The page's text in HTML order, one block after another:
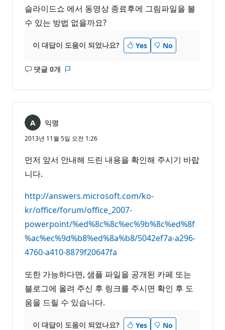
슬라이드쇼 에서 동영상 종료후에 그림파일을 볼
수 있는 방법 없을까요?
이 대답이 도움이 되었나요? Yes No
댓글 0개
설
음
익명
2013년 11월 5일 오전 1:26
먼저 앞서 안내해 드린 내용을 확인해 주시기 바랍
니다.
http://answers.microsoft.com/ko-
kr/office/forum/office_2007-
powerpoint/%ed%8c%8c%ec%9b%8c%ed%8f
%ac%ec%9d%b8%ed%8a%b8/5042ef7a-a296-
4760-a410-8879f20647fa
또한 가능하다면, 샘플 파일을 공개된 카페 또는
블로그에 올려 주신 후 링크를 주시면 확인 후 도
움을 드릴 수 있습니다.
이 대답이 도움이 되었나요? Yes No